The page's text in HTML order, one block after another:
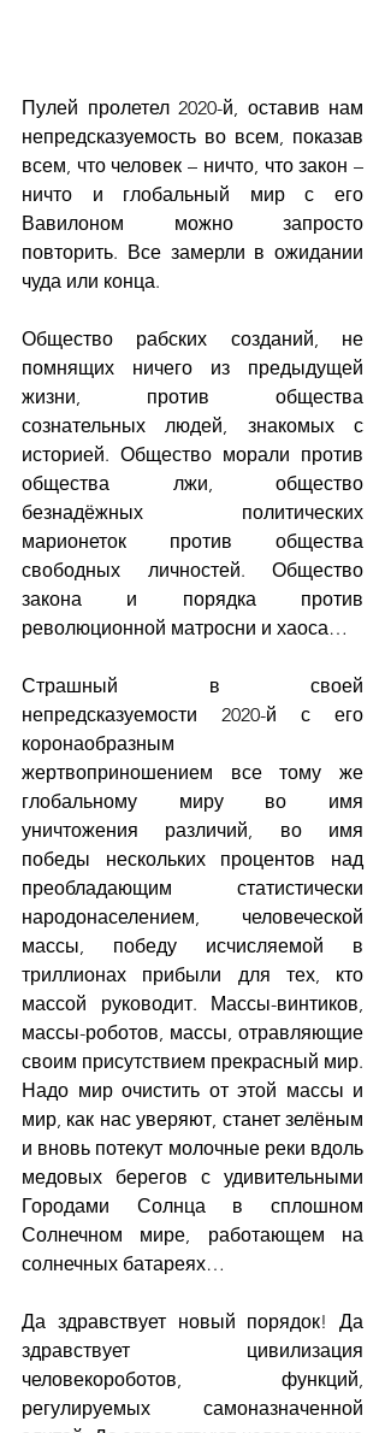
Пулей пролетел 2020-й, оставив нам
непредсказуемость во всем, показав
всем, что человек – ничто, что закон –
ничто и глобальный мир с его
Вавилоном можно запросто
повторить. Все замерли в ожидании
чуда или конца.
Общество рабских созданий, не
помнящих ничего из предыдущей
жизни, против общества
сознательных людей, знакомых с
историей. Общество морали против
общества лжи, общество
безнадёжных политических
марионеток против общества
свободных личностей. Общество
закона и порядка против
революционной матросни и хаоса…
Страшный в своей
непредсказуемости 2020-й с его
коронаобразным
жертвоприношением все тому же
глобальному миру во имя
уничтожения различий, во имя
победы нескольких процентов над
преобладающим статистически
народонаселением, человеческой
массы, победу исчисляемой в
триллионах прибыли для тех, кто
массой руководит. Массы-винтиков,
массы-роботов, массы, отравляющие
своим присутствием прекрасный мир.
Надо мир очистить от этой массы и
мир, как нас уверяют, станет зелёным
и вновь потекут молочные реки вдоль
медовых берегов с удивительными
Городами Солнца в сплошном
Солнечном мире, работающем на
солнечных батареях…
Да здравствует новый порядок! Да
здравствует цивилизация
человекороботов, функций,
регулируемых самоназначенной